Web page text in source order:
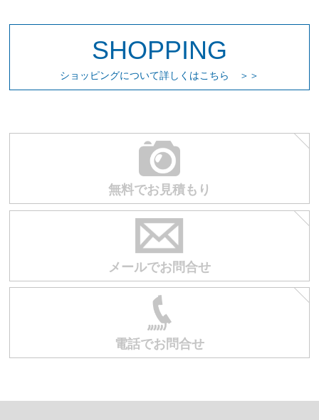
SHOPPING
ショッピングについて詳しくはこちら ＞＞
無料でお見積もり
メールでお問合せ
電話でお問合せ